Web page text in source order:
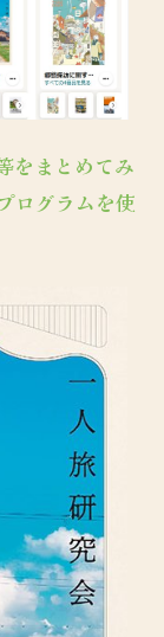
をまとめてみ
ログラムを使